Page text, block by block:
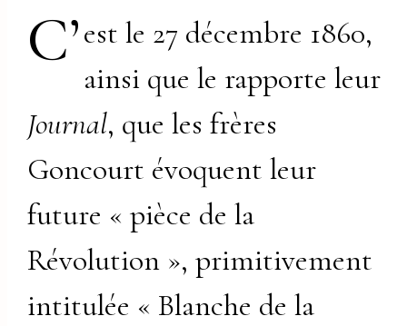
C’est le 27 décembre 1860,
ainsi que le rapporte leur
Journal, que les frères
Goncourt évoquent leur
future « pièce de la
Révolution », primitivement
intitulée « Blanche de la